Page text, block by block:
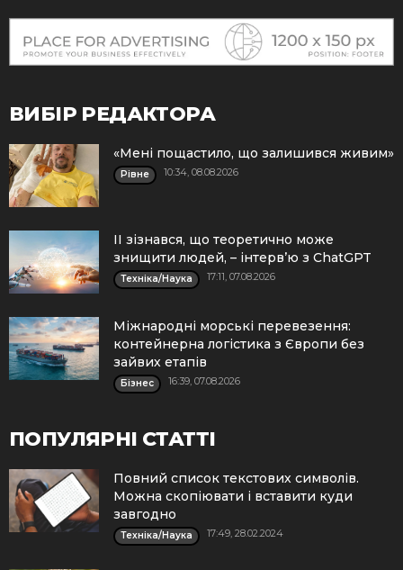
ВИБІР РЕДАКТОРА
«Мені пощастило, що залишився живим»
Рівне 10:34, 08.08.2026
ІІ зізнався, що теоретично може
знищити людей, – інтерв’ю з ChatGPT
Техніка/Наука 17:11, 07.08.2026
Міжнародні морські перевезення:
контейнерна логістика з Європи без
зайвих етапів
Бізнес 16:39, 07.08.2026
ПОПУЛЯРНІ СТАТТІ
Повний список текстових символів.
Можна скопіювати і вставити куди
завгодно
Техніка/Наука 17:49, 28.02.2024